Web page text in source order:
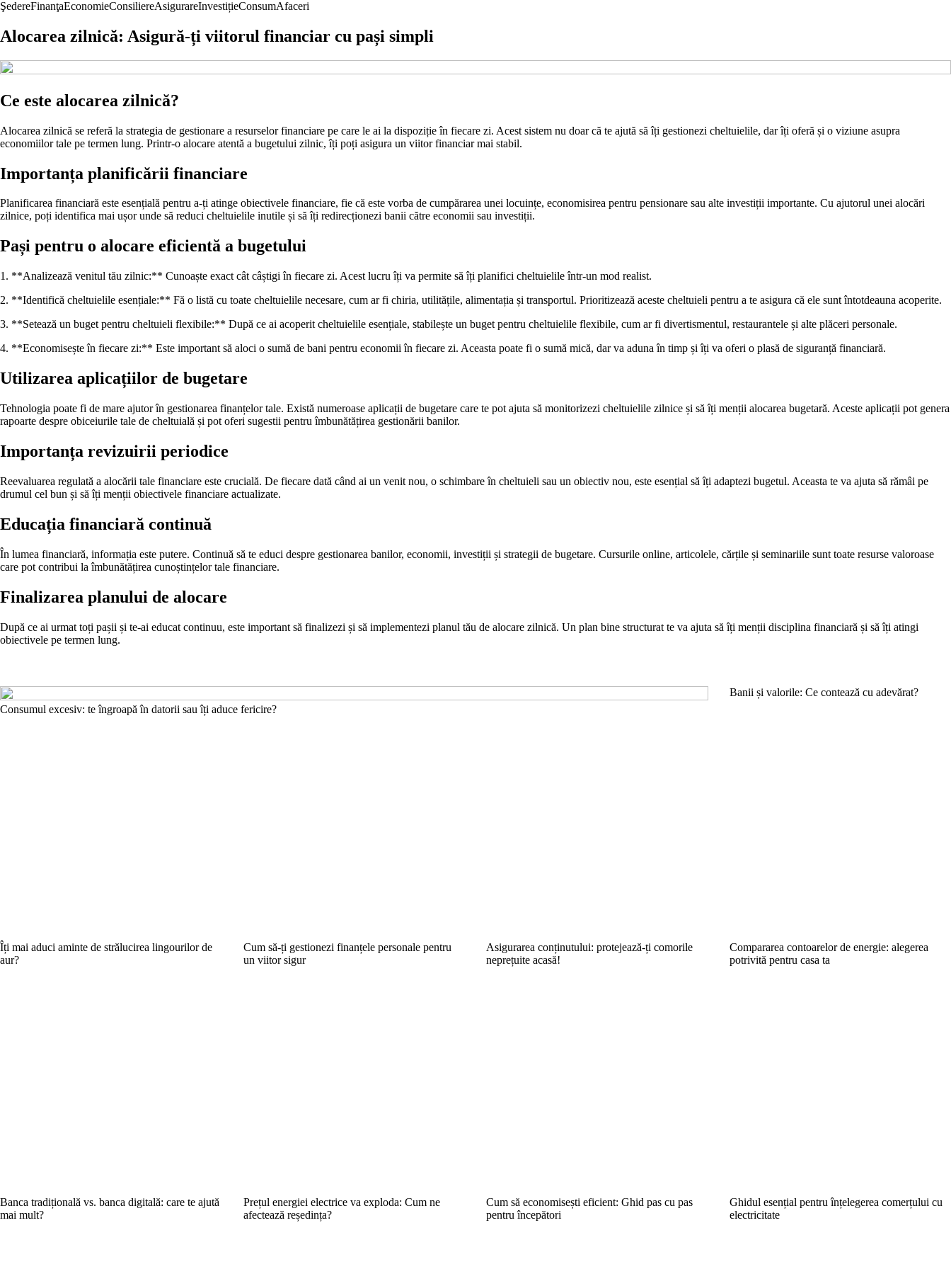
ŞedereFinanţaEconomieConsiliereAsigurareInvestițieConsumAfaceri
Alocarea zilnică: Asigură-ți viitorul financiar cu pași simpli
Ce este alocarea zilnică?
Alocarea zilnică se referă la strategia de gestionare a resurselor financiare pe care le ai la dispoziție în fiecare zi. Acest sistem nu doar că te ajută să îți gestionezi cheltuielile, dar îți oferă și o viziune asupra
economiilor tale pe termen lung. Printr-o alocare atentă a bugetului zilnic, îți poți asigura un viitor financiar mai stabil.
Importanța planificării financiare
Planificarea financiară este esențială pentru a-ți atinge obiectivele financiare, fie că este vorba de cumpărarea unei locuințe, economisirea pentru pensionare sau alte investiții importante. Cu ajutorul unei alocări
zilnice, poți identifica mai ușor unde să reduci cheltuielile inutile și să îți redirecționezi banii către economii sau investiții.
Pași pentru o alocare eficientă a bugetului
1. **Analizează venitul tău zilnic:** Cunoaște exact cât câștigi în fiecare zi. Acest lucru îți va permite să îți planifici cheltuielile într-un mod realist.
2. **Identifică cheltuielile esențiale:** Fă o listă cu toate cheltuielile necesare, cum ar fi chiria, utilitățile, alimentația și transportul. Prioritizează aceste cheltuieli pentru a te asigura că ele sunt întotdeauna acoperite.
3. **Setează un buget pentru cheltuieli flexibile:** După ce ai acoperit cheltuielile esențiale, stabilește un buget pentru cheltuielile flexibile, cum ar fi divertismentul, restaurantele și alte plăceri personale.
4. **Economisește în fiecare zi:** Este important să aloci o sumă de bani pentru economii în fiecare zi. Aceasta poate fi o sumă mică, dar va aduna în timp și îți va oferi o plasă de siguranță financiară.
Utilizarea aplicațiilor de bugetare
Tehnologia poate fi de mare ajutor în gestionarea finanțelor tale. Există numeroase aplicații de bugetare care te pot ajuta să monitorizezi cheltuielile zilnice și să îți menții alocarea bugetară. Aceste aplicații pot genera
rapoarte despre obiceiurile tale de cheltuială și pot oferi sugestii pentru îmbunătățirea gestionării banilor.
Importanța revizuirii periodice
Reevaluarea regulată a alocării tale financiare este crucială. De fiecare dată când ai un venit nou, o schimbare în cheltuieli sau un obiectiv nou, este esențial să îți adaptezi bugetul. Aceasta te va ajuta să rămâi pe
drumul cel bun și să îți menții obiectivele financiare actualizate.
Educația financiară continuă
În lumea financiară, informația este putere. Continuă să te educi despre gestionarea banilor, economii, investiții și strategii de bugetare. Cursurile online, articolele, cărțile și seminariile sunt toate resurse valoroase
care pot contribui la îmbunătățirea cunoștințelor tale financiare.
Finalizarea planului de alocare
După ce ai urmat toți pașii și te-ai educat continuu, este important să finalizezi și să implementezi planul tău de alocare zilnică. Un plan bine structurat te va ajuta să îți menții disciplina financiară și să îți atingi
obiectivele pe termen lung.
Consumul excesiv: te îngroapă în datorii sau îți aduce fericire?
Banii și valorile: Ce contează cu adevărat?
Îți mai aduci aminte de strălucirea lingourilor de
aur?
Cum să-ți gestionezi finanțele personale pentru
un viitor sigur
Asigurarea conținutului: protejează-ți comorile
neprețuite acasă!
Compararea contoarelor de energie: alegerea
potrivită pentru casa ta
Banca tradițională vs. banca digitală: care te ajută
mai mult?
Prețul energiei electrice va exploda: Cum ne
afectează reședința?
Cum să economisești eficient: Ghid pas cu pas
pentru începători
Ghidul esențial pentru înțelegerea comerțului cu
electricitate